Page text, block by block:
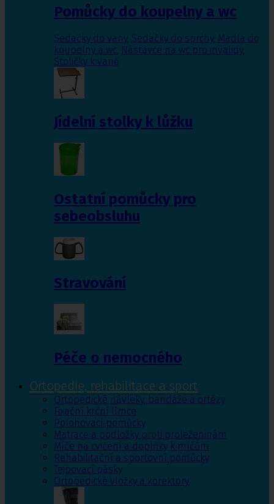
Pomůcky do koupelny a wc
Sedačky do vany, Sedačky do sprchy, Madla do
koupelny a wc, Nástavce na wc pro invalidy,
Stoličky k vaně
Jídelní stolky k lůžku
Ostatní pomůcky pro
sebeobsluhu
Stravování
Péče o nemocného
Ortopedie, rehabilitace a sport
Ortopedické návleky, bandáže a ortézy
Fixační krční límce
Polohovací pomůcky
Matrace a podložky proti proleženinám
Míče na cvičení a doplňky k míčům
Rehabilitační a sportovní pomůcky
Tejpovací pásky
Ortopedické vložky a korektory